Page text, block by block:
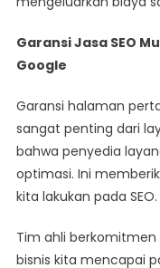
Garansi Jasa SEO
Google
Garansi halaman
sangat penting dari
bahwa penyedia
optimasi. Ini
kita lakukan pada SEO.
Tim ahli berkomitmen
bisnis kita mencapai